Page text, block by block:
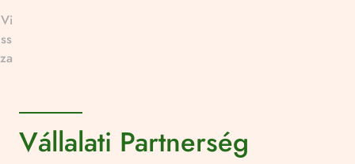
Vi
ss
za
Vállalati Partnerség